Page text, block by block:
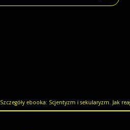
Szczegóły ebooka: Scjentyzm i sekularyzm. Jak